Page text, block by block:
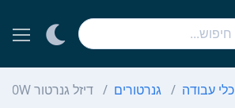
כלי עבודה גנרטורים דיזל גנרטור 7600W שקע תלת